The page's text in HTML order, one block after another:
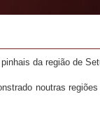
da região de
noutras